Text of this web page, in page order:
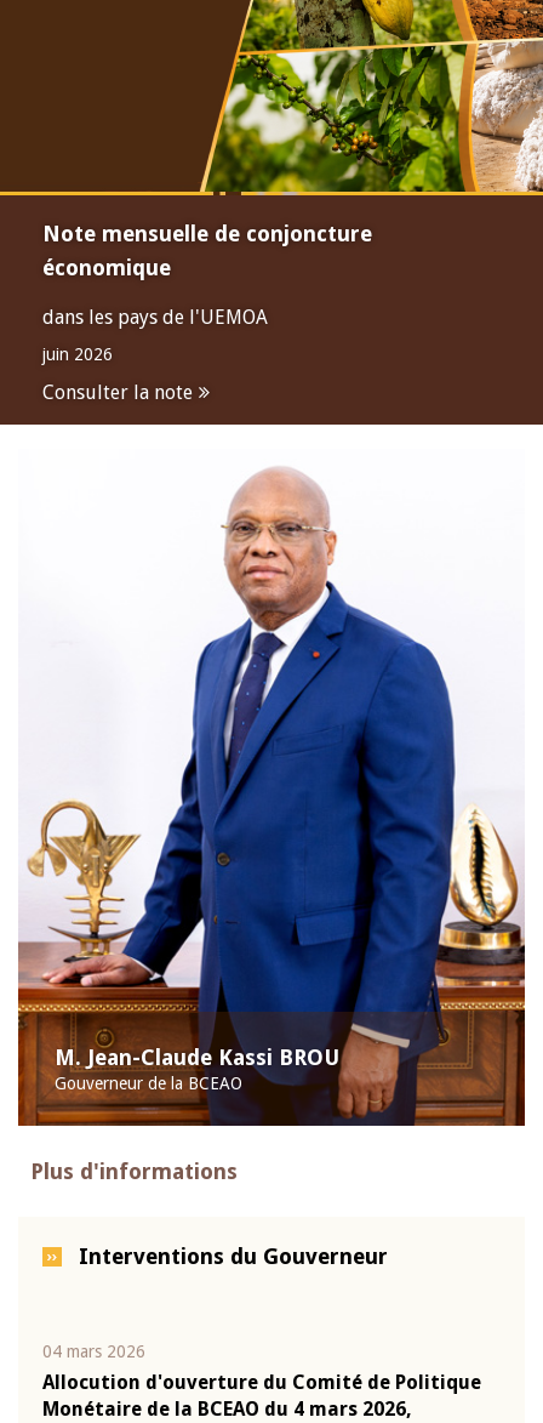
Note mensuelle de conjoncture
économique
dans les pays de l'UEMOA
juin 2026
Consulter la note
M. Jean-Claude Kassi BROU
Gouverneur de la BCEAO
Plus d'informations
Interventions du Gouverneur
04 mars 2026
Allocution d'ouverture du Comité de Politique
Monétaire de la BCEAO du 4 mars 2026,